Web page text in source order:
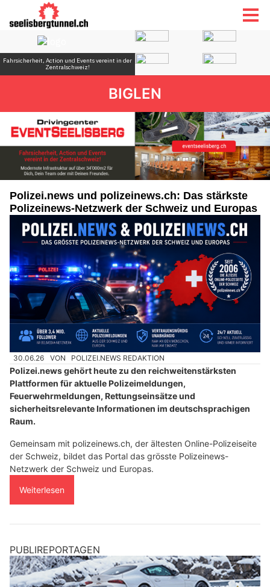
BIGLEN
Polizei.news und polizeinews.ch: Das stärkste
Polizeinews-Netzwerk der Schweiz und Europas
30.06.26 VON POLIZEI.NEWS REDAKTION
Polizei.news gehört heute zu den reichweitenstärksten
Plattformen für aktuelle Polizeimeldungen,
Feuerwehrmeldungen, Rettungseinsätze und
sicherheitsrelevante Informationen im deutschsprachigen
Raum.
Gemeinsam mit polizeinews.ch, der ältesten Online-Polizeiseite
der Schweiz, bildet das Portal das grösste Polizeinews-
Netzwerk der Schweiz und Europas.
Weiterlesen
PUBLIREPORTAGEN